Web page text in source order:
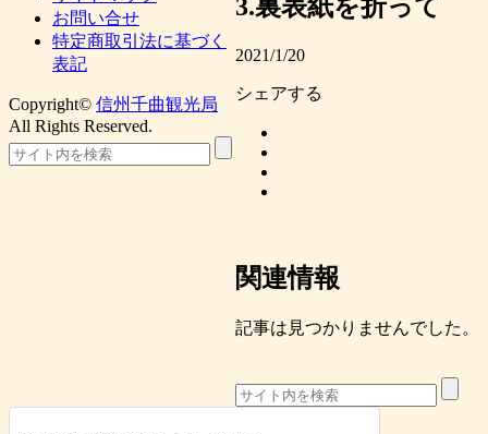
3.裏表紙を折って
2021/1/20
シェアする
関連情報
記事は見つかりませんでした。
お問い合せ
特定商取引法に基づく
表記
Copyright© 信州千曲観光局
All Rights Reserved.